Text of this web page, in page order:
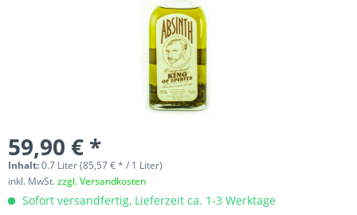
59,90 € *
Inhalt:0.7 Liter (85,57 € * / 1 Liter)
inkl. MwSt.zzgl. Versandkosten
Sofort versandfertig, Lieferzeit ca. 1-3 Werktage